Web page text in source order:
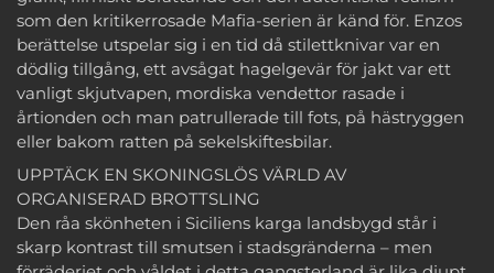
som den kritikerrosade Mafia-serien är känd för. Enzos
berättelse utspelar sig i en tid då stilettknivar var en
dödlig tillgång, ett avsågat hagelgevär för jakt var ett
vanligt skjutvapen, mordiska vendettor rasade i
årtionden och man patrullerade till fots, på hästryggen
eller bakom ratten på sekelskiftesbilar.
UPPTÄCK EN SKONINGSLÖS VÄRLD AV
ORGANISERAD BROTTSLING
Den råa skönheten i Siciliens karga landsbygd står i
skarp kontrast till smutsen i stadsgränderna – men